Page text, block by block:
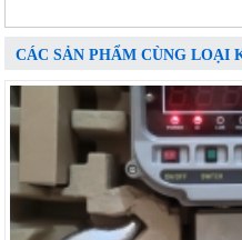
CÁC SẢN PHẨM CÙNG LOẠI